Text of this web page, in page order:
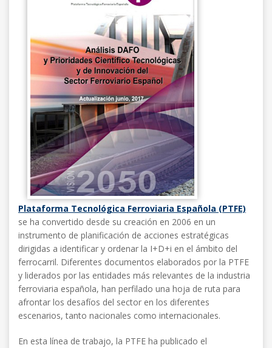
Plataforma Tecnológica Ferroviaria Española (PTFE)
se ha convertido desde su creación en 2006 en un
instrumento de planificación de acciones estratégicas
dirigidas a identificar y ordenar la I+D+i en el ámbito del
ferrocarril. Diferentes documentos elaborados por la PTFE
y liderados por las entidades más relevantes de la industria
ferroviaria española, han perfilado una hoja de ruta para
afrontar los desafíos del sector en los diferentes
escenarios, tanto nacionales como internacionales.
En esta línea de trabajo, la PTFE ha publicado el